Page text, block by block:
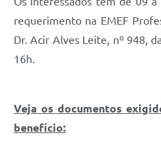
requerimento na EMEF
Dr. Acir Alves Leite, nº 948,
16h.
Veja os documentos
benefício: